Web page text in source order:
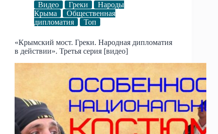
Видео Греки
Народы
Крыма
Общественная
дипломатия
Топ
«Крымский мост. Греки. Народная дипломатия
в действии». Третья серия [видео]